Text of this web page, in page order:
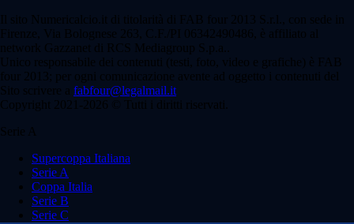
Il sito Numericalcio.it di titolarità di FAB four 2013 S.r.l., con sede in
Firenze, Via Bolognese 263, C.F./PI 06342490486, è affiliato al
network Gazzanet di RCS Mediagroup S.p.a..
Unico responsabile dei contenuti (testi, foto, video e grafiche) è FAB
four 2013; per ogni comunicazione avente ad oggetto i contenuti del
Sito scrivere a fabfour@legalmail.it
Copyright 2021-2026 © Tutti i diritti riservati.
Serie A
Supercoppa Italiana
Serie A
Coppa Italia
Serie B
Serie C